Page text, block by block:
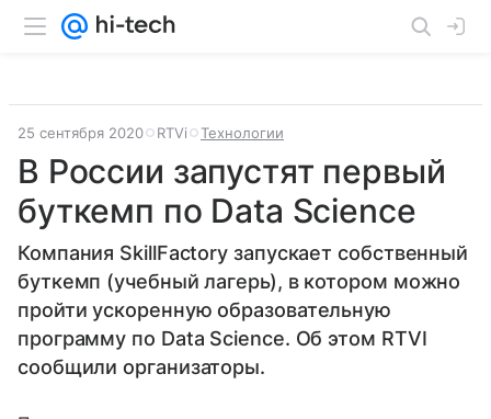
25 сентября 2020 RTVi Технологии
В России запустят первый
буткемп по Data Science
Компания SkillFactory запускает собственный
буткемп (учебный лагерь), в котором можно
пройти ускоренную образовательную
программу по Data Science. Об этом RTVI
сообщили организаторы.